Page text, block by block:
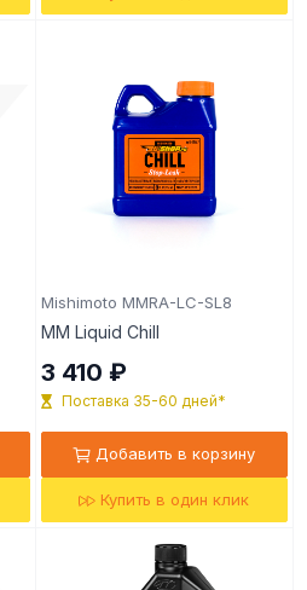
Mishimoto MMRA-LC-SL8
MM Liquid Chill
3 410 ₽
Поставка 35-60 дней*
Добавить в корзину
Купить в один клик